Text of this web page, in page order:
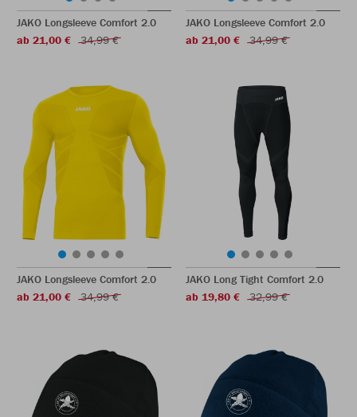
JAKO Longsleeve Comfort 2.0
ab 21,00 €
34,99 €
JAKO Longsleeve Comfort 2.0
ab 21,00 €
34,99 €
JAKO Longsleeve Comfort 2.0
ab 21,00 €
34,99 €
JAKO Long Tight Comfort 2.0
ab 19,80 €
32,99 €